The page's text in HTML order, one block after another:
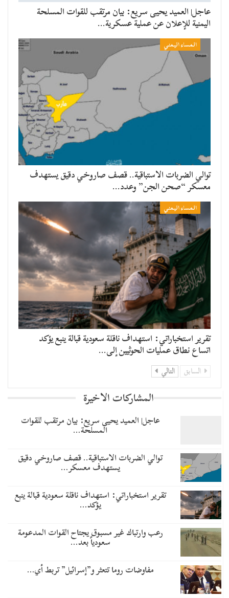
عاجل| العميد يحيى سريع: بيان مرتقب للقوات المسلحة
اليمنية للإعلان عن عملية عسكرية…
المساء اليمني
توالي الضربات الاستباقية.. قصف صاروخي دقيق يستهدف
معسكر “صحن الجن” وعدد…
المساء اليمني
تقرير استخباراتي: استهداف ناقلة سعودية قبالة ينبع يؤكد
اتساع نطاق عمليات الحوثيين إلى…
السابق التالي
المشاركات الاخيرة
عاجل| العميد يحيى سريع: بيان مرتقب للقوات
المسلحة…
توالي الضربات الاستباقية.. قصف صاروخي دقيق
يستهدف معسكر…
تقرير استخباراتي: استهداف ناقلة سعودية قبالة ينبع
يؤكد…
رعب وارتباك غير مسبوق يجتاح القوات المدعومة
سعودياً بعد…
مفاوضات روما تتعثر و”إسرائيل” تربط أي…